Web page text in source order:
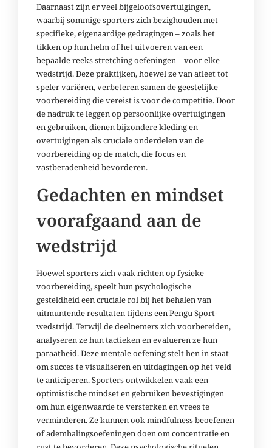
Daarnaast zijn er veel bijgeloofsovertuigingen,
waarbij sommige sporters zich bezighouden met
specifieke, eigenaardige gedragingen – zoals het
tikken op hun helm of het uitvoeren van een
bepaalde reeks stretching oefeningen – voor elke
wedstrijd. Deze praktijken, hoewel ze van atleet tot
speler variëren, verbeteren samen de geestelijke
voorbereiding die vereist is voor de competitie. Door
de nadruk te leggen op persoonlijke overtuigingen
en gebruiken, dienen bijzondere kleding en
overtuigingen als cruciale onderdelen van de
voorbereiding op de match, die focus en
vastberadenheid bevorderen.
Gedachten en mindset
voorafgaand aan de
wedstrijd
Hoewel sporters zich vaak richten op fysieke
voorbereiding, speelt hun psychologische
gesteldheid een cruciale rol bij het behalen van
uitmuntende resultaten tijdens een Pengu Sport-
wedstrijd. Terwijl de deelnemers zich voorbereiden,
analyseren ze hun tactieken en evalueren ze hun
paraatheid. Deze mentale oefening stelt hen in staat
om succes te visualiseren en uitdagingen op het veld
te anticiperen. Sporters ontwikkelen vaak een
optimistische mindset en gebruiken bevestigingen
om hun eigenwaarde te versterken en vrees te
verminderen. Ze kunnen ook mindfulness beoefenen
of ademhalingsoefeningen doen om concentratie en